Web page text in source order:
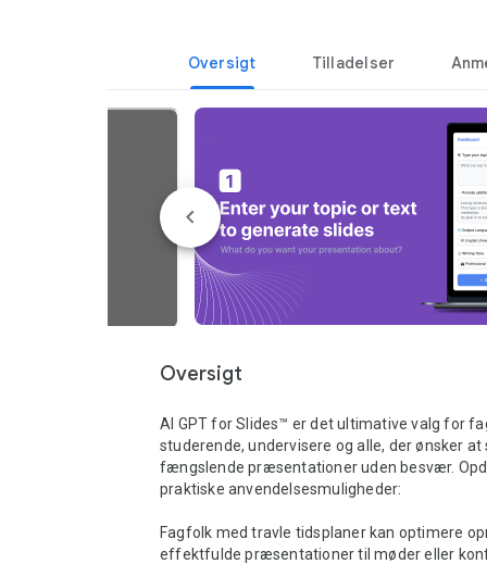
Oversigt Tilladelser
Oversigt
AI GPT for Slides™ er det ultimative valg for
studerende, undervisere og alle, der ønsker at
fængslende præsentationer uden besvær.
praktiske anvendelsesmuligheder:
Fagfolk med travle tidsplaner kan optimere
effektfulde præsentationer til møder eller